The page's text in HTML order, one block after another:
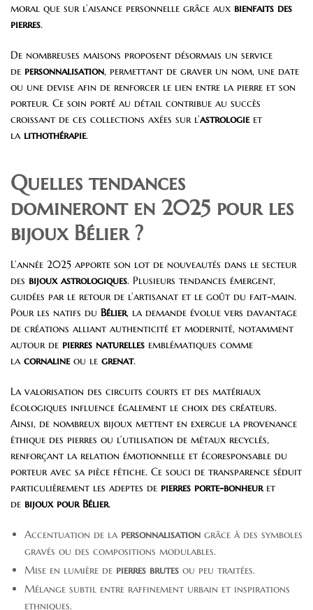
moral que sur l’aisance personnelle grâce aux bienfaits des
pierres.
De nombreuses maisons proposent désormais un service
de personnalisation, permettant de graver un nom, une date
ou une devise afin de renforcer le lien entre la pierre et son
porteur. Ce soin porté au détail contribue au succès
croissant de ces collections axées sur l’astrologieet
la lithothérapie.
Quelles tendances
domineront en 2025 pour les
bijoux Bélier ?
L’année 2025 apporte son lot de nouveautés dans le secteur
des bijoux astrologiques. Plusieurs tendances émergent,
guidées par le retour de l’artisanat et le goût du fait-main.
Pour les natifs du Bélier, la demande évolue vers davantage
de créations alliant authenticité et modernité, notamment
autour de pierres naturelles emblématiques comme
la cornalineou le grenat.
La valorisation des circuits courts et des matériaux
écologiques influence également le choix des créateurs.
Ainsi, de nombreux bijoux mettent en exergue la provenance
éthique des pierres ou l’utilisation de métaux recyclés,
renforçant la relation émotionnelle et écoresponsable du
porteur avec sa pièce fétiche. Ce souci de transparence séduit
particulièrement les adeptes de pierres porte-bonheuret
de bijoux pour Bélier.
Accentuation de la personnalisation grâce à des symboles
gravés ou des compositions modulables.
Mise en lumière de pierres brutes ou peu traitées.
Mélange subtil entre raffinement urbain et inspirations
ethniques.